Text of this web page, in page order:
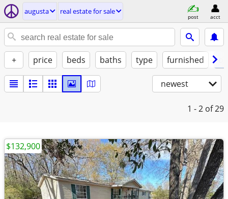
augusta real estate for sale
post acct
+ price beds baths type furnished
newest
1 - 2 of 29
$132,900